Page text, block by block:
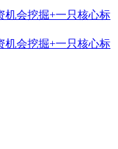
机会挖掘+一只核心标
机会挖掘+一只核心标